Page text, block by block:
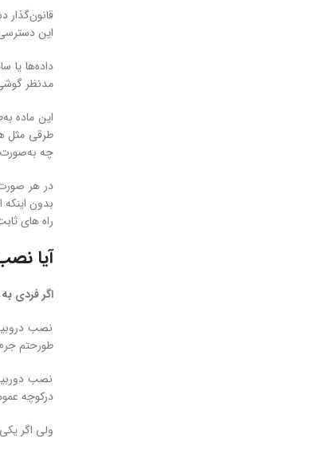
قانون‌گذار
این
داده‌ها یا
مدنظر
این ماده
طرقی مثل
چه به‌صورت
در هر
بدون
راه های
آیا
اگر فردی
نصب
طورحتم
نصب
درکوچه
ولی اگر